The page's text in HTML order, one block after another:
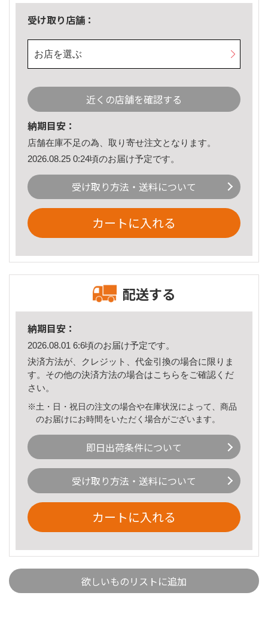
受け取り店舗：
お店を選ぶ
近くの店舗を確認する
納期目安：
店舗在庫不足の為、取り寄せ注文となります。
2026.08.25 0:24頃のお届け予定です。
受け取り方法・送料について
カートに入れる
配送する
納期目安：
2026.08.01 6:6頃のお届け予定です。
決済方法が、クレジット、代金引換の場合に限りま
す。その他の決済方法の場合はこちら をご確認くだ
さい。
※土・日・祝日の注文の場合や在庫状況によって、商品
のお届けにお時間をいただく場合がございます。
即日出荷条件について
受け取り方法・送料について
カートに入れる
欲しいものリストに追加